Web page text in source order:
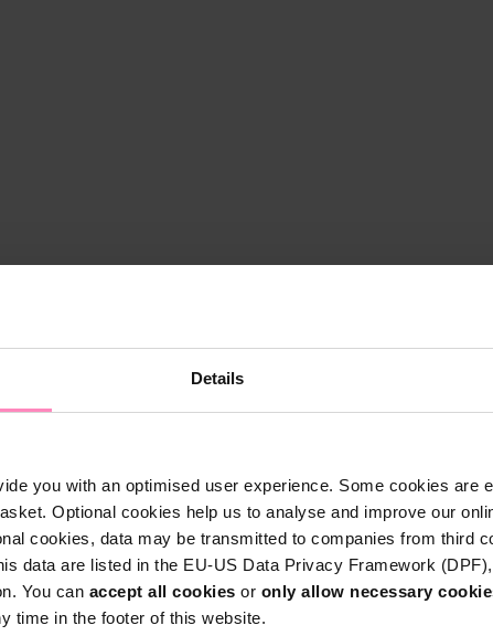
Details
you with an optimised user experience. Some cookies are
Optional cookies help us to analyse and improve our
cookies, data may be transmitted to companies from third
data are listed in the EU-US Data Privacy Framework
You can accept all cookies or only allow necessary
time in the footer of this website.